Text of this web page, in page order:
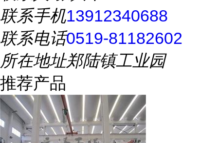
联系手机13912340688
联系电话0519-81182602
所在地址郑陆镇工业园
推荐产品